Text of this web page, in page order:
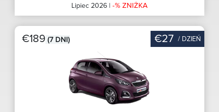
Lipiec 2026 | -% ZNIŻKA
€189 (7 DNI) €27 / DZIEŃ